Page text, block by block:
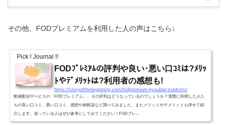
その他、FODプレミアムを利用した人の声はこちら↓
Pick ! Journal !!
FODﾌﾟﾚﾐｱﾑの評判や良い･悪い口ｺﾐは?ﾒﾘｯ
ﾄやﾃﾞﾒﾘｯﾄは?利用者の感想も!
https://storyofthebeginning.com/fodpremium-hyouban-kutikomi/
動画配信サービスの「FODプレミアム」。その評判はどうなっているのでしょうか？実際に利用した人た
ちの良い口コミ、悪い口コミ、感想や体験談など調べてみました。またメリットやデメリットも併せて紹
介します。迷っている人はぜひ参考にしてみてください！FODプレ...